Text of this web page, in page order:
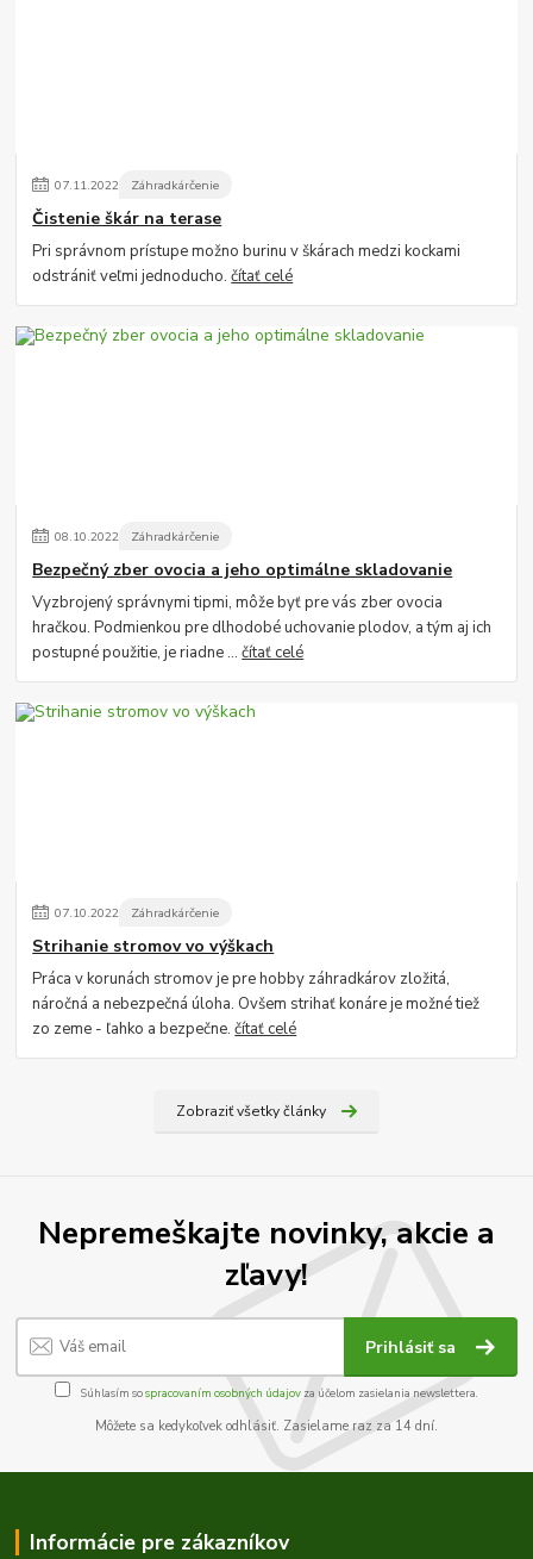
07.11.2022 Záhradkárčenie
Čistenie škár na terase
Pri správnom prístupe možno burinu v škárach medzi kockami
odstrániť veľmi jednoducho.čítať celé
08.10.2022 Záhradkárčenie
Bezpečný zber ovocia a jeho optimálne skladovanie
Vyzbrojený správnymi tipmi, môže byť pre vás zber ovocia
hračkou. Podmienkou pre dlhodobé uchovanie plodov, a tým aj ich
postupné použitie, je riadne ...čítať celé
07.10.2022 Záhradkárčenie
Strihanie stromov vo výškach
Práca v korunách stromov je pre hobby záhradkárov zložitá,
náročná a nebezpečná úloha. Ovšem strihať konáre je možné tiež
zo zeme - ľahko a bezpečne.čítať celé
Zobraziť všetky články
Nepremeškajte novinky, akcie a
zľavy!
Prihlásiť sa
Súhlasím sospracovaním osobných údajov za účelom zasielania newslettera.
Môžete sa kedykoľvek odhlásiť. Zasielame raz za 14 dní.
Informácie pre zákazníkov